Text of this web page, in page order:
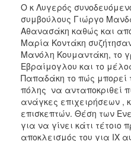
Ο κ Λυγερός
συμβούλους Γιώργο
Αθανασάκη καθώς και
Μαρία Κοντάκη
Μανόλη Κουμαντάκη, το
Εβραίμογλου και το
Παπαδάκη το πώς μπορεί
πόλης να ανταποκριθεί
ανάγκες επιχειρήσεων ,
επισκεπτών. Θέση των
για να γίνει κάτι τέτοιο
αποκλεισμός του για ΙΧ